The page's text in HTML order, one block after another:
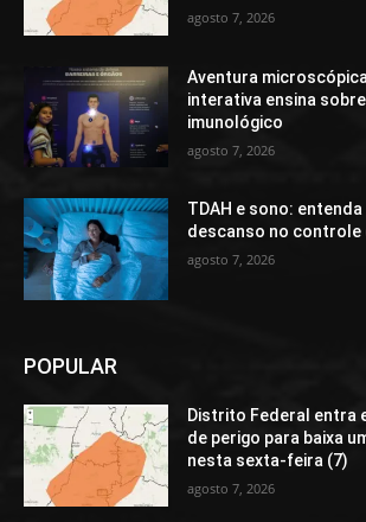
agosto 7, 2026
Aventura
interativa ensina
imunológico
agosto 7, 2026
TDAH e sono:
descanso no
agosto 7, 2026
POPULAR
Distrito Federal entra
de perigo para baixa
nesta sexta-feira (7)
agosto 7, 2026